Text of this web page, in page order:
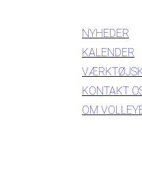
NYHEDER
KALENDER
KONTAKT
OM